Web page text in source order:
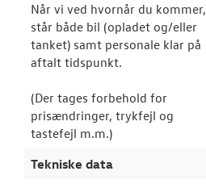
Når vi ved hvornår du kommer,
står både bil (opladet og/eller
tanket) samt personale klar på
aftalt tidspunkt.
(Der tages forbehold for
prisændringer, trykfejl og
tastefejl m.m.)
Tekniske data